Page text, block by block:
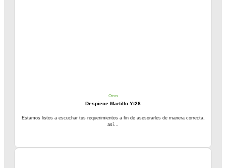
Otros
Despiece Martillo Yt28
Estamos listos a escuchar tus requerimientos a fin de asesorarles de manera correcta,
así...